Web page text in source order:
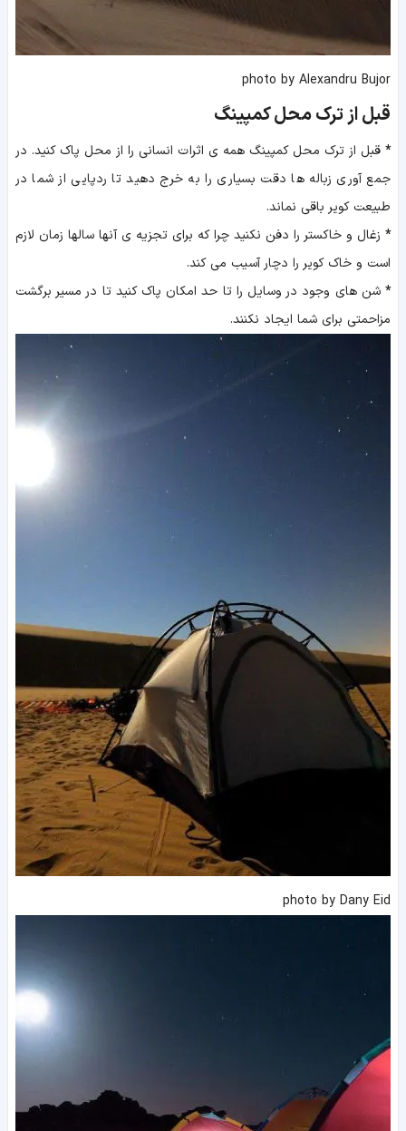
photo by Alexandru Bujor
قبل از ترک محل کمپینگ
* قبل از ترک محل کمپینگ همه ی اثرات انسانی را از محل پاک کنید. در
جمع آوری زباله ها دقت بسیاری را به خرج دهید تا ردپایی از شما در
طبیعت کویر باقی نماند.
* زغال و خاکستر را دفن نکنید چرا که برای تجزیه ی آنها سالها زمان لازم
است و خاک کویر را دچار آسیب می کند.
* شن های وجود در وسایل را تا حد امکان پاک کنید تا در مسیر برگشت
مزاحمتی برای شما ایجاد نکنند.
photo by Dany Eid